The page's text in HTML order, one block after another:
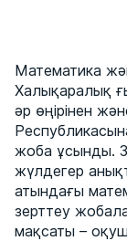
Математика
Халықаралық
әр өңірінен
жоба ұсынды. 3
жүлдегер
атындағы
зерттеу
мақсаты –